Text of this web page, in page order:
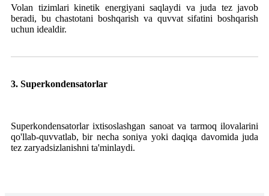
Volan tizimlari kinetik energiyani saqlaydi va juda tez javob
beradi, bu chastotani boshqarish va quvvat sifatini boshqarish
uchun idealdir.
3. Superkondensatorlar
Superkondensatorlar ixtisoslashgan sanoat va tarmoq ilovalarini
qo'llab-quvvatlab, bir necha soniya yoki daqiqa davomida juda
tez zaryadsizlanishni ta'minlaydi.